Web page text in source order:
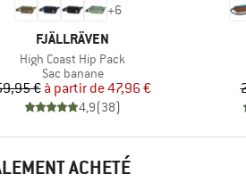
+6
MARQUE
FJÄLLRÄVEN
Article
High Coast Hip Pack
Product group
Sac banane
Prix
€ Prix réduit
à partir de47,96 €
4,9(38)
ACHETÉ